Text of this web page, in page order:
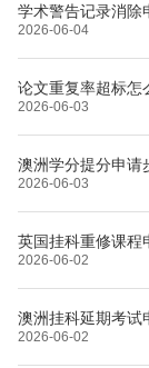
学术警告记录消除
2026-06-04
论文重复率超标怎
2026-06-03
澳洲学分提分申请
2026-06-03
英国挂科重修课程
2026-06-02
澳洲挂科延期考试
2026-06-02